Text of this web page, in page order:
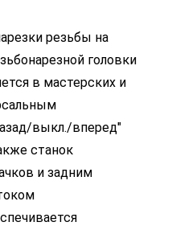
резьбы на
головки
в мастерских и
выкл./вперед"
станок
и задним